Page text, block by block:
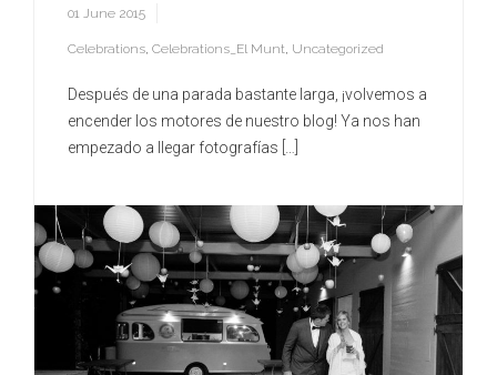
01 June 2015
Celebrations, Celebrations_El Munt, Uncategorized
Después de una parada bastante larga, ¡volvemos a
encender los motores de nuestro blog! Ya nos han
empezado a llegar fotografías […]